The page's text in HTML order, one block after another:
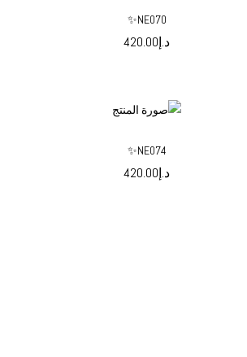
NE070✨
د.إ420.00
NE074✨
د.إ420.00